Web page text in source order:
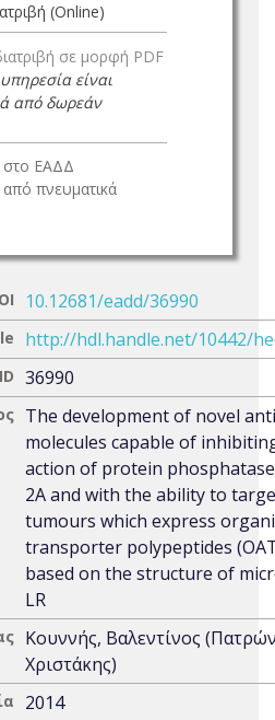
(Online)
σε μορφή PDF
είναι
από δωρεάν
στο ΕΑΔΔ
πνευματικά
10.12681/eadd/36990
http://hdl.handle.net/10442/
36990
The development of novel
molecules capable of
action of protein
2A and with the ability to
tumours which express
transporter polypeptides
based on the structure of
LR
Κουννής, Βαλεντίνος
Χριστάκης)
2014